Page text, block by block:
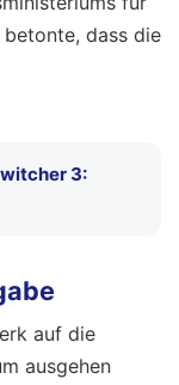
betonte, dass die
3:
auf die
ausgehen